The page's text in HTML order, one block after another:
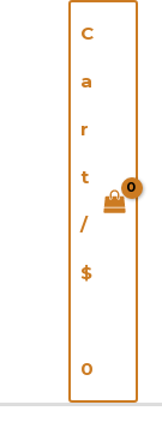
C
a
r
t
/
$
0